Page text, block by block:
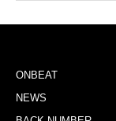
ONBEAT
NEWS